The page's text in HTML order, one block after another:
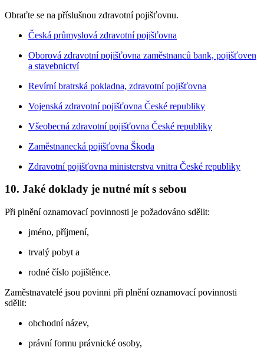
Obraťte se na příslušnou zdravotní pojišťovnu.
Česká průmyslová zdravotní pojišťovna
Oborová zdravotní pojišťovna zaměstnanců bank, pojišťoven
a stavebnictví
Revírní bratrská pokladna, zdravotní pojišťovna
Vojenská zdravotní pojišťovna České republiky
Všeobecná zdravotní pojišťovna České republiky
Zaměstnanecká pojišťovna Škoda
Zdravotní pojišťovna ministerstva vnitra České republiky
10. Jaké doklady je nutné mít s sebou
Při plnění oznamovací povinnosti je požadováno sdělit:
jméno, příjmení,
trvalý pobyt a
rodné číslo pojištěnce.
Zaměstnavatelé jsou povinni při plnění oznamovací povinnosti
sdělit:
obchodní název,
právní formu právnické osoby,